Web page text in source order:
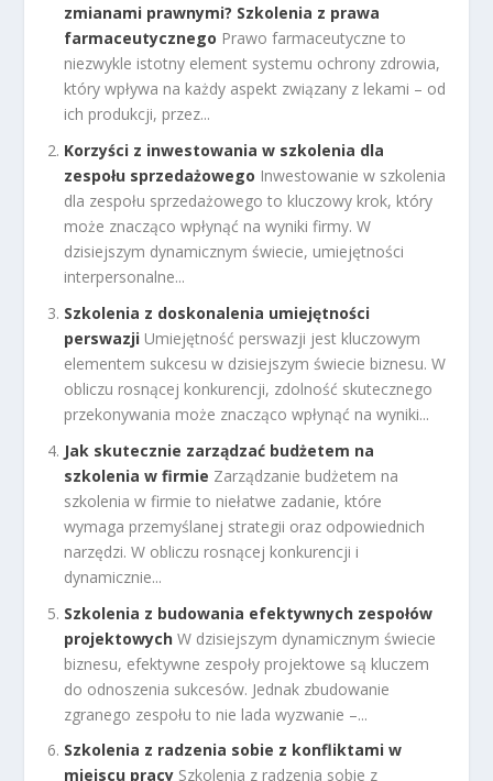
zmianami prawnymi? Szkolenia z prawa
farmaceutycznego Prawo farmaceutyczne to
niezwykle istotny element systemu ochrony zdrowia,
który wpływa na każdy aspekt związany z lekami – od
ich produkcji, przez...
Korzyści z inwestowania w szkolenia dla
zespołu sprzedażowego Inwestowanie w szkolenia
dla zespołu sprzedażowego to kluczowy krok, który
może znacząco wpłynąć na wyniki firmy. W
dzisiejszym dynamicznym świecie, umiejętności
interpersonalne...
Szkolenia z doskonalenia umiejętności
perswazji Umiejętność perswazji jest kluczowym
elementem sukcesu w dzisiejszym świecie biznesu. W
obliczu rosnącej konkurencji, zdolność skutecznego
przekonywania może znacząco wpłynąć na wyniki...
Jak skutecznie zarządzać budżetem na
szkolenia w firmie Zarządzanie budżetem na
szkolenia w firmie to niełatwe zadanie, które
wymaga przemyślanej strategii oraz odpowiednich
narzędzi. W obliczu rosnącej konkurencji i
dynamicznie...
Szkolenia z budowania efektywnych zespołów
projektowych W dzisiejszym dynamicznym świecie
biznesu, efektywne zespoły projektowe są kluczem
do odnoszenia sukcesów. Jednak zbudowanie
zgranego zespołu to nie lada wyzwanie –...
Szkolenia z radzenia sobie z konfliktami w
miejscu pracy Szkolenia z radzenia sobie z